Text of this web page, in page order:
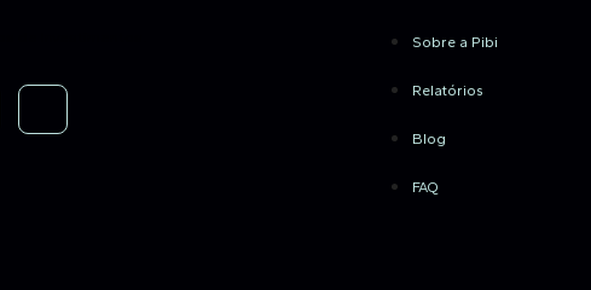
Sobre a Pibi
Relatórios
Blog
FAQ